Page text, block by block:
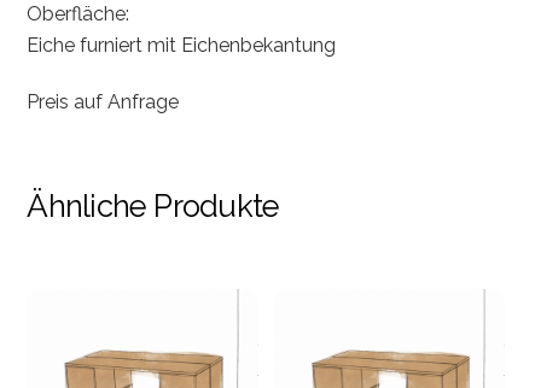
Oberfläche:
Eiche furniert mit Eichenbekantung
Preis auf Anfrage
Ähnliche Produkte